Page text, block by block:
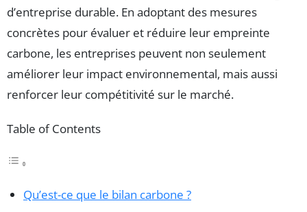
d’entreprise durable. En adoptant des mesures
concrètes pour évaluer et réduire leur empreinte
carbone, les entreprises peuvent non seulement
améliorer leur impact environnemental, mais aussi
renforcer leur compétitivité sur le marché.
Table of Contents
Qu’est-ce que le bilan carbone ?